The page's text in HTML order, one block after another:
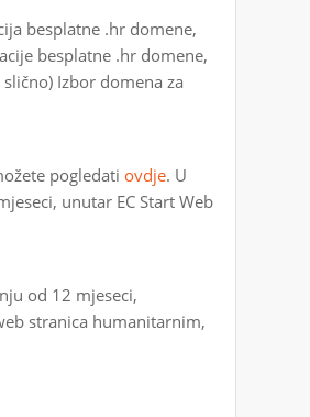
besplatne .hr domene,
besplatne .hr domene,
Izbor domena za
pogledatiovdje. U
unutar EC Start Web
od 12 mjeseci,
stranica humanitarnim,